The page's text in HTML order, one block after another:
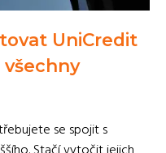
UniCredit
všechny
se spojit s